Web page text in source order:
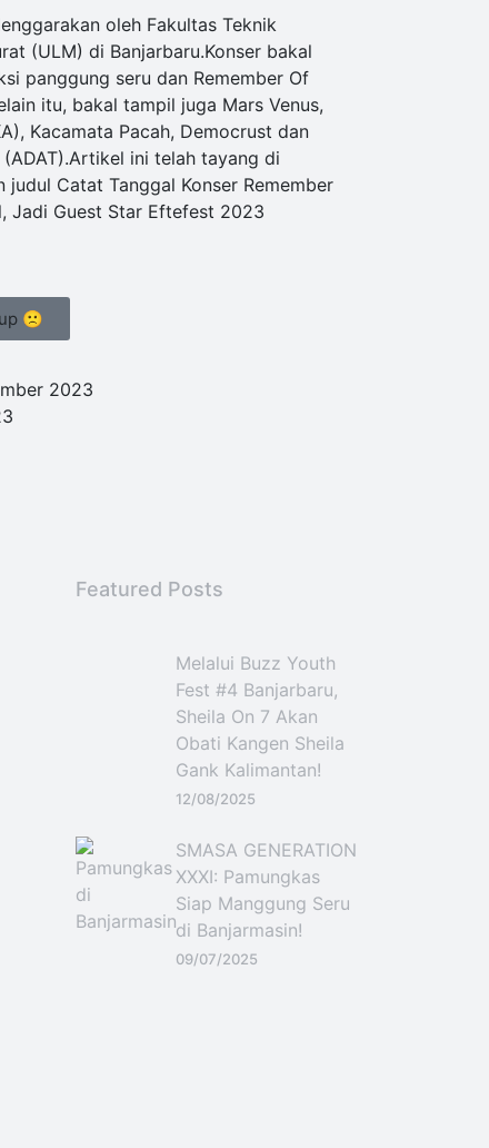
oleh Fakultas Teknik
(ULM) di Banjarbaru.Konser bakal
panggung seru dan Remember Of
itu, bakal tampil juga Mars Venus,
Kacamata Pacah, Democrust dan
ini telah tayang di
judul Catat Tanggal Konser Remember
Jadi Guest Star Eftefest 2023
🙁
2023
Featured Posts
Melalui Buzz Youth
Fest #4 Banjarbaru,
Sheila On 7 Akan
Obati Kangen Sheila
Gank Kalimantan!
12/08/2025
SMASA GENERATION
XXXI: Pamungkas
Siap Manggung Seru
di Banjarmasin!
09/07/2025